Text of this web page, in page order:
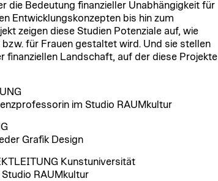
die Bedeutung finanzieller Unabhängigkeit für
Entwicklungskonzepten bis hin zum
zeigen diese Studien Potenziale auf, wie
für Frauen gestaltet wird. Und sie stellen
finanziellen Landschaft, auf der diese Projekte
im Studio RAUMkultur
Grafik Design
Kunstuniversität
Studio RAUMkultur